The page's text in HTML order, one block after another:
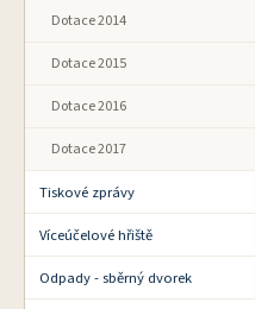
Dotace 2014
Dotace 2015
Dotace 2016
Dotace 2017
Tiskové zprávy
Víceúčelové hřiště
Odpady - sběrný dvorek